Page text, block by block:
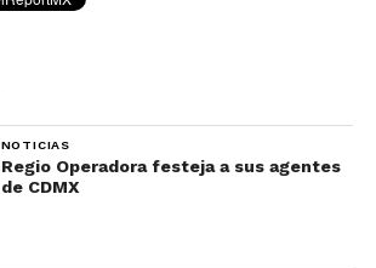
NOTICIAS
Regio Operadora festeja a sus agentes
de CDMX